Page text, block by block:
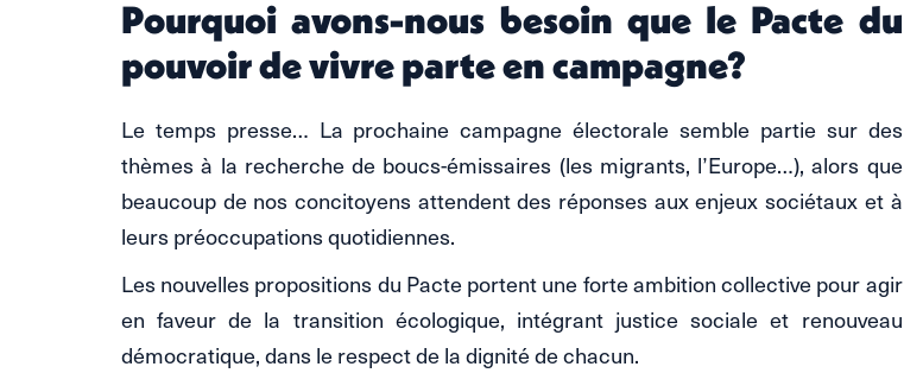
Pourquoi avons-nous besoin que le Pacte du
pouvoir de vivre parte en campagne?
Le temps presse… La prochaine campagne électorale semble partie sur des
thèmes à la recherche de boucs-émissaires (les migrants, l’Europe…), alors que
beaucoup de nos concitoyens attendent des réponses aux enjeux sociétaux et à
leurs préoccupations quotidiennes.
Les nouvelles propositions du Pacte portent une forte ambition collective pour agir
en faveur de la transition écologique, intégrant justice sociale et renouveau
démocratique, dans le respect de la dignité de chacun.